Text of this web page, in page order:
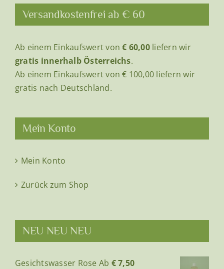
Versandkostenfrei ab € 60
Ab einem Einkaufswert von€ 60,00liefern wir
gratis innerhalb Österreichs.
Ab einem Einkaufswert von € 100,00 liefern wir
gratis nach Deutschland.
Mein Konto
Mein Konto
Zurück zum Shop
NEU NEU NEU
Gesichtswasser Rose Ab €7,50